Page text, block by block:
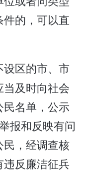
的，可以直
区的市、市
及时向社会
名单，公示
报和反映有问
，经调查核
反廉洁征兵